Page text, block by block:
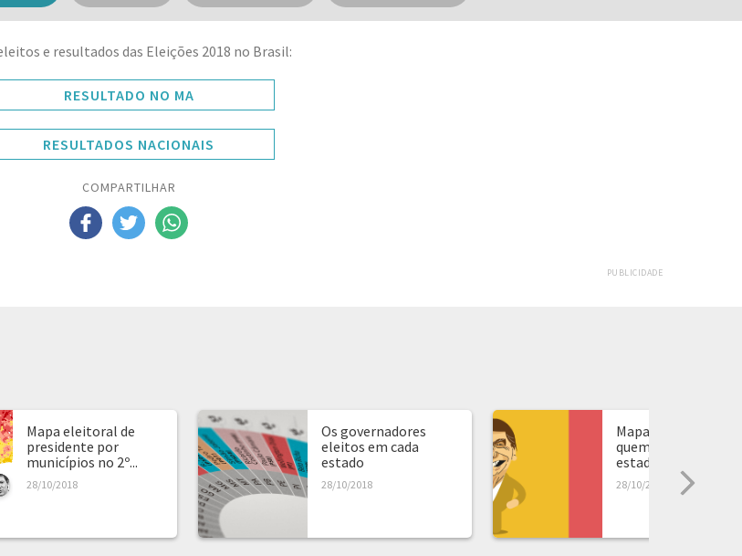
e resultados das Eleições 2018 no Brasil:
RESULTADO NO MA
RESULTADOS NACIONAIS
COMPARTILHAR
PUBLICIDADE
Mapa eleitoral de
presidente por
municípios no 2º...
28/10/2018
Os governadores
eleitos em cada
estado
28/10/2018
Mapa de presidente:
quem ganhou em
estado...
28/10/2018